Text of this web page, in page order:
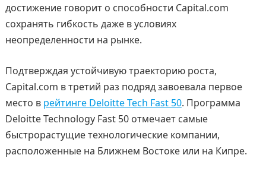
достижение говорит о способности Capital.com
сохранять гибкость даже в условиях
неопределенности на рынке.
Подтверждая устойчивую траекторию роста,
Capital.com в третий раз подряд завоевала первое
место в рейтинге Deloitte Tech Fast 50. Программа
Deloitte Technology Fast 50 отмечает самые
быстрорастущие технологические компании,
расположенные на Ближнем Востоке или на Кипре.